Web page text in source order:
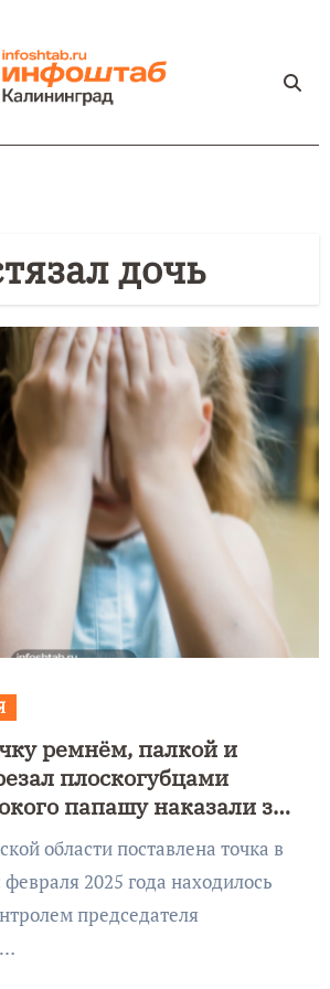
дочь
ремнём, палкой и
плоскогубцами
папашу наказали за
над ребенком
февраля 2025 года находилось
председателя